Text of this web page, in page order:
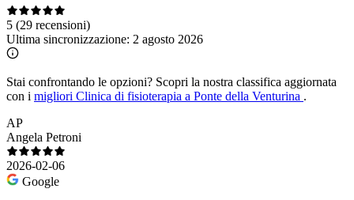
5 (29 recensioni)
Ultima sincronizzazione: 2 agosto 2026
Stai confrontando le opzioni? Scopri la nostra classifica aggiornata
con i migliori Clinica di fisioterapia a Ponte della Venturina .
AP
Angela Petroni
2026-02-06
Google